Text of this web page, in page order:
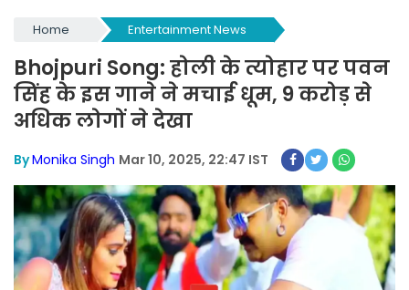
Home Entertainment News
Bhojpuri Song: होली के त्योहार पर पवन
सिंह के इस गाने ने मचाई धूम, 9 करोड़ से
अधिक लोगों ने देखा
ByMonika Singh Mar 10, 2025, 22:47 IST